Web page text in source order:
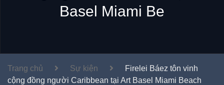
Basel Miami Be
Trang chủ Sự kiện
Firelei Báez tôn vinh
cộng đồng người Caribbean tại Art Basel Miami Beach